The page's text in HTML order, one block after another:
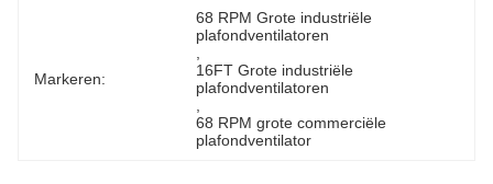
Markeren:
68 RPM Grote industriële
plafondventilatoren
16FT Grote industriële
plafondventilatoren
68 RPM grote commerciële
plafondventilator